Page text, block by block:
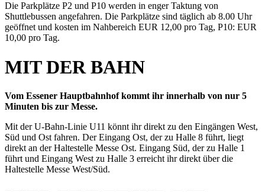
Die Parkplätze P2 und P10 werden in enger Taktung von
Shuttlebussen angefahren. Die Parkplätze sind täglich ab 8.00 Uhr
geöffnet und kosten im Nahbereich EUR 12,00 pro Tag, P10: EUR
10,00 pro Tag.
MIT DER BAHN
Vom Essener Hauptbahnhof kommt ihr innerhalb von nur 5
Minuten bis zur Messe.
Mit der U-Bahn-Linie U11 könnt ihr direkt zu den Eingängen West,
Süd und Ost fahren. Der Eingang Ost, der zu Halle 8 führt, liegt
direkt an der Haltestelle Messe Ost. Eingang Süd, der zu Halle 1
führt und Eingang West zu Halle 3 erreicht ihr direkt über die
Haltestelle Messe West/Süd.